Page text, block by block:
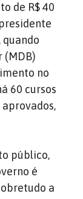
de R$ 40
quando
(MDB)
no
60 cursos
público,
é
a